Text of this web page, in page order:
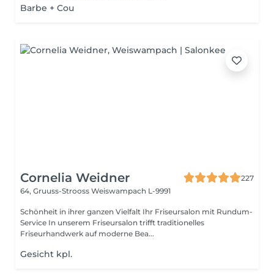
Barbe + Cou
Cornelia Weidner
227
64, Gruuss-Strooss Weiswampach L-9991
Schönheit in ihrer ganzen Vielfalt Ihr Friseursalon mit Rundum-
Service In unserem Friseursalon trifft traditionelles
Friseurhandwerk auf moderne Bea...
Gesicht kpl.